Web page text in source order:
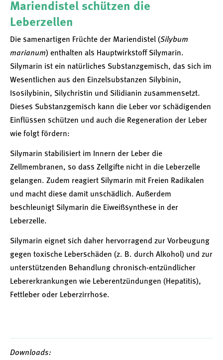
Mariendistel schützen die
Leberzellen
Die samenartigen Früchte der Mariendistel (Silybum
marianum) enthalten als Hauptwirkstoff Silymarin.
Silymarin ist ein natürliches Substanz­gemisch, das sich im
Wesentlichen aus den Einzelsubstanzen Silybinin,
Isosilybinin, Silychristin und Silidianin zusammensetzt.
Dieses Substanzgemisch kann die Leber vor schädigenden
Einflüssen schützen und auch die Regeneration der Leber
wie folgt fördern:
Silymarin stabilisiert im Innern der Leber die
Zellmembranen, so dass Zellgifte nicht in die Leberzelle
gelangen. Zudem reagiert Silymarin mit Freien Radikalen
und macht diese damit unschädlich. Außerdem
beschleunigt Silymarin die Eiweißsynthese in der
Leberzelle.
Silymarin eignet sich daher hervorragend zur Vorbeugung
gegen toxische Leberschäden (z. B. durch Alkohol) und zur
unterstützenden Behandlung chronisch-entzündlicher
Lebererkrankungen wie Leberentzündungen (Hepatitis),
Fettleber oder Leberzirrhose.
Downloads: